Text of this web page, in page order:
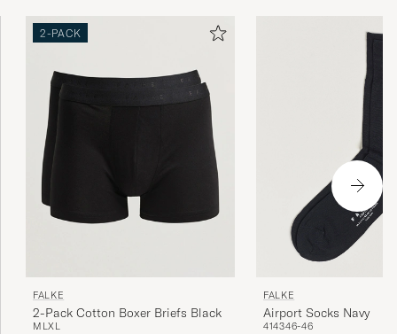
2-PACK
FALKE
2-Pack Cotton Boxer Briefs Black
M LXL
FALKE
Airport Socks Navy
414346-46